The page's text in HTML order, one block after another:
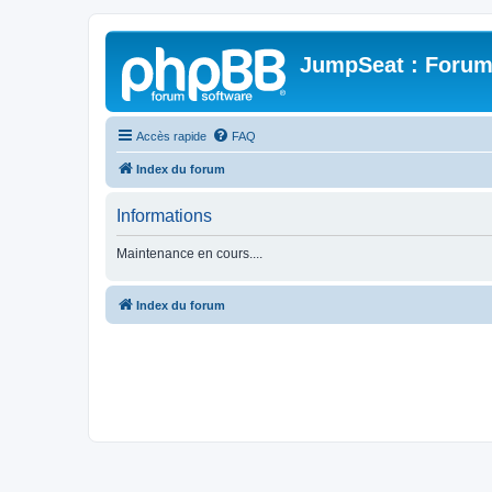
JumpSeat :
Accès rapide FAQ
Index du forum
Informations
Maintenance en cours....
Index du forum